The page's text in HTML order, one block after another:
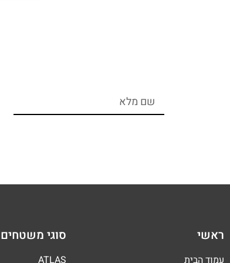
ראשי
עמוד הבית
סוגי משטחים
ATLAS